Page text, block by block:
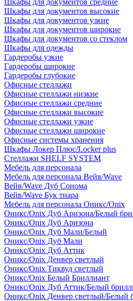
Шкафы для документов средние
Шкафы для документов высокие
Шкафы для документов узкие
Шкафы для документов широкие
Шкафы для документов со стеклом
Шкафы для одежды
Гардеробы узкие
Гардеробы широкие
Гардеробы глубокие
Офисные стеллажи
Офисные стеллажи низкие
Офисные стеллажи средние
Офисные стеллажи высокие
Офисные стеллажи узкие
Офисные стеллажи широкие
Офисные системы хранения
Шкафы Локер Плюс/Locker plus
Стеллажи SHELF SYSTEM
Мебель для персонала
Мебель для персонала Вейв/Wave
Вейв/Wave Дуб Сонома
Вейв/Wave Бук тиара
Мебель для персонала Оникс/Onix
Оникс/Onix Дуб Аризона/Белый
Оникс/Onix Дуб Аризона
Оникс/Onix Дуб Мали/Белый
Оникс/Onix Дуб Мали
Оникс/Onix Дуб Аттик
Оникс/Onix Денвер светлый
Оникс/Onix Тиквуд светлый
Оникс/Onix Белый Бриллиант
Оникс/Onix Дуб Аттик/Белый
Оникс/Onix Денвер светлый/Белый